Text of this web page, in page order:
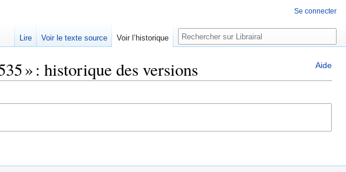
Aide
» : historique des versions
Se connecter
Lire Voir le texte source Voir l’historique Rechercher